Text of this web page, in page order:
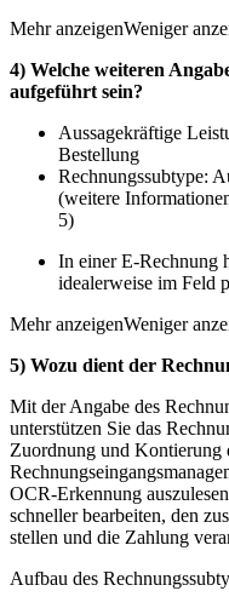
Mehr anzeigenWeniger
4) Welche weiteren
aufgeführt sein?
Aussagekräftige
Bestellung
Rechnungssubtype:
(weitere
5)
In einer E-Rechnung
idealerweise im Feld
Mehr anzeigenWeniger
5) Wozu dient der
Mit der Angabe des
unterstützen Sie das
Zuordnung und Kontierung
OCR-Erkennung
schneller bearbeiten, den
stellen und die Zahlung
Aufbau des